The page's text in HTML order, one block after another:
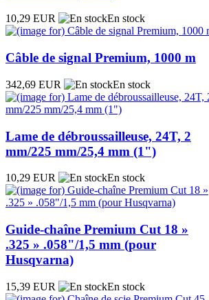
10,29 EUR En stock
Câble de signal Premium, 1000 m
342,69 EUR En stock
Lame de débroussailleuse, 24T, 2
mm/225 mm/25,4 mm (1")
10,29 EUR En stock
Guide-chaîne Premium Cut 18 »
.325 » .058"/1,5 mm (pour
Husqvarna)
15,39 EUR En stock